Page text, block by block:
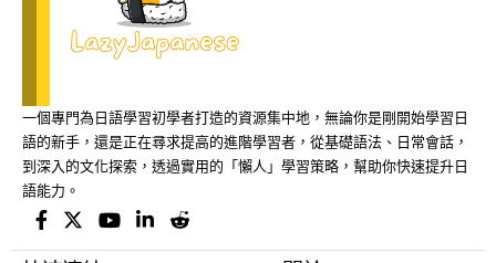
一個專門為日語學習初學者打造的資源集中地，無論你是剛開始學習日
語的新手，還是正在尋求提高的進階學習者，從基礎語法、日常會話，
到深入的文化探索，透過實用的「懶人」學習策略，幫助你快速提升日
語能力。